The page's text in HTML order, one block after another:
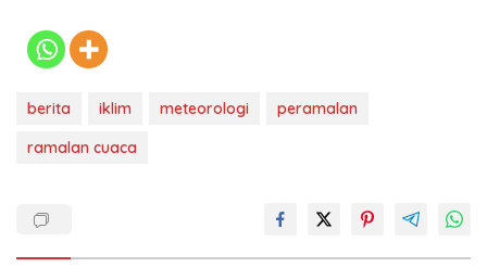
berita iklim meteorologi
peramalan
ramalan cuaca